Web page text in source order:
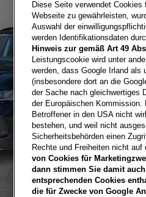
Diese Seite verwendet
Webseite zu gewährleisten,
Auswahl der
werden Identifikationsdaten
Hinweis zur gemäß Art 49
Leistungscookie wird unter
werden, dass Google Irland als
(insbesondere dort an die
der Sache nach gleichwertiges
der Europäischen
Betroffener in den USA nicht
bestehen, und weil nicht
Sicherheitsbehörden einen
Rechte und Freiheiten nicht
von Cookies für
dann stimmen Sie damit
entsprechenden Cookies
die für Zwecke von Google